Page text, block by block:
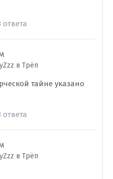
ответа
в Трёп
тайне указано
ответа
в Трёп